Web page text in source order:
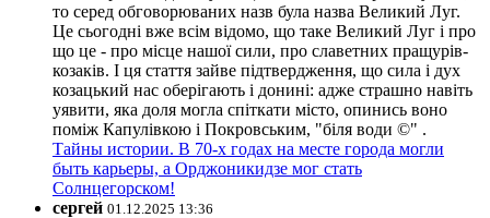
то серед обговорюваних назв була назва Великий Луг.
Це сьогодні вже всім відомо, що таке Великий Луг і про
що це - про місце нашої сили, про славетних пращурів-
козаків. І ця стаття зайве підтвердження, що сила і дух
козацький нас оберігають і донині: адже страшно навіть
уявити, яка доля могла спіткати місто, опинись воно
поміж Капулівкою і Покровським, "біля води ©" .
Тайны истории. В 70-х годах на месте города могли
быть карьеры, а Орджоникидзе мог стать
Солнцегорском!
сергей 01.12.2025 13:36